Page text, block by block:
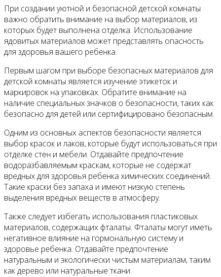
При создании уютной и безопасной детской комнаты
важно обратить внимание на выбор материалов, из
которых будет выполнена отделка. Использование
ядовитых материалов может представлять опасность
для здоровья вашего ребенка.
Первым шагом при выборе безопасных материалов для
детской комнаты является изучение этикеток и
маркировок на упаковках. Обратите внимание на
наличие специальных значков о безопасности, таких как
безопасно для детей или сертифицировано безопасным.
Одним из основных аспектов безопасности является
выбор красок и лаков, которые будут использоваться при
отделке стен и мебели. Отдавайте предпочтение
водоразбавляемым краскам, которые не содержат
вредных для здоровья ребенка химических соединений.
Такие краски без запаха и имеют низкую степень
выделения вредных веществ в атмосферу.
Также следует избегать использования пластиковых
материалов, содержащих фталаты. Фталаты могут иметь
негативное влияние на гормональную систему и
здоровье ребенка. Отдавайте предпочтение
натуральным и экологически чистым материалам, таким
как дерево или натуральные ткани.